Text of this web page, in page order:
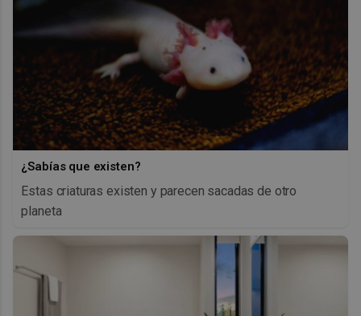
¿Sabías que existen?
Estas criaturas existen y parecen sacadas de otro
planeta